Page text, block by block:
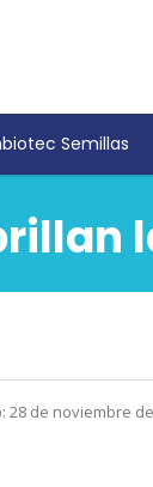
Semillas
28 de noviembre